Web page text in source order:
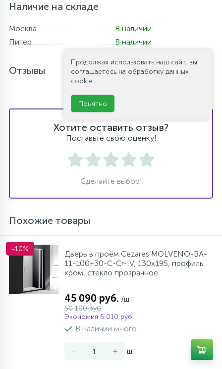
Наличие на складе
Москва
В наличии
Питер
В наличии
Отзывы
Хотите оставить отзыв?
Поставьте свою оценку!
Сделайте выбор!
Похожие товары
-10%
Дверь в проём Cezares MOLVENO-BA-
11-100+30-C-Cr-IV, 130х195, профиль
хром, стекло прозрачное
45 090 руб. /шт
50 100 руб.
Экономия 5 010 руб.
В наличии много
- + шт
Продолжая использовать наш сайт, вы
соглашаетесь на обработку данных
cookie.
Понятно